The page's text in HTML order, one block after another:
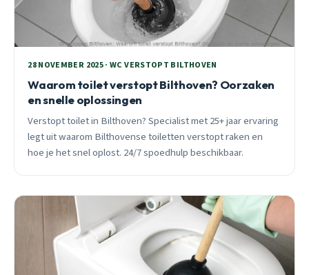
28 NOVEMBER 2025 · WC VERSTOPT BILTHOVEN
Waarom toilet verstopt Bilthoven? Oorzaken
en snelle oplossingen
Verstopt toilet in Bilthoven? Specialist met 25+ jaar ervaring
legt uit waarom Bilthovense toiletten verstopt raken en
hoe je het snel oplost. 24/7 spoedhulp beschikbaar.